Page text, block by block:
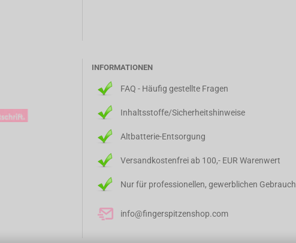
INFORMATIONEN
FAQ - Häufig gestellte Fragen
Inhaltsstoffe/Sicherheitshinweise
Altbatterie-Entsorgung
Versandkostenfrei ab 100,- EUR Warenwert
Nur für professionellen, gewerblichen Gebrauch
info@fingerspitzenshop.com